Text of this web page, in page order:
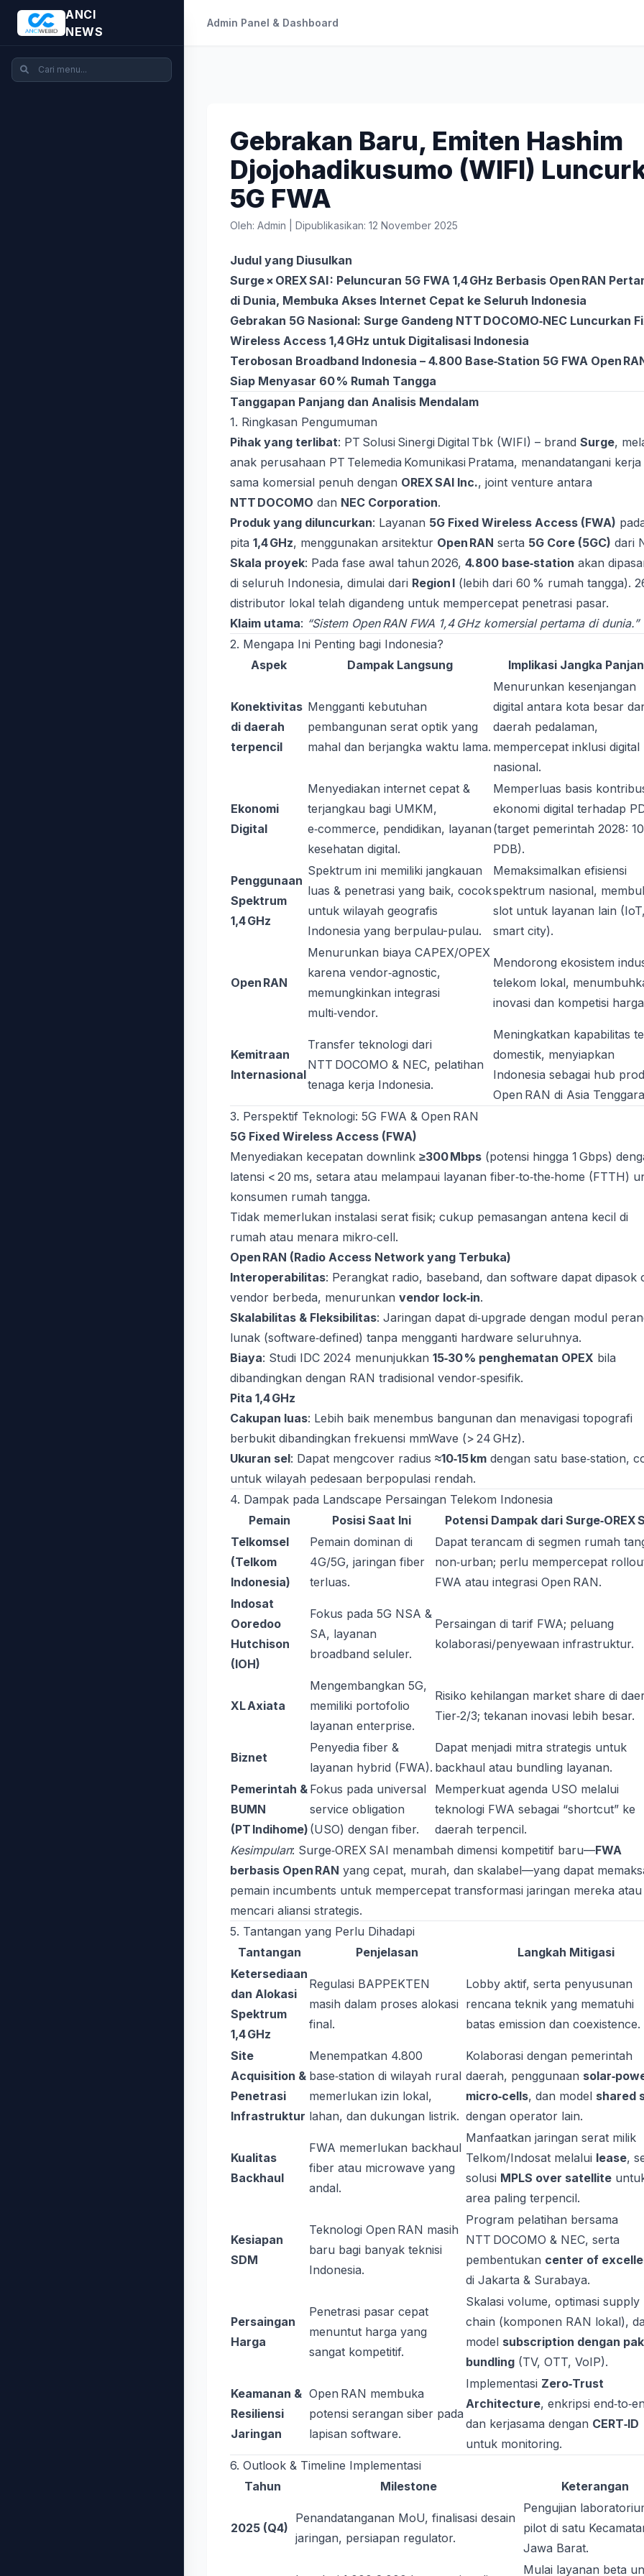
ANCI
NEWS
Admin Panel & Dashboard
Gebrakan Baru, Emiten Hashim
Djojohadikusumo (WIFI)
5G FWA
Oleh: Admin Dipublikasikan: 12 November 2025
Judul yang Diusulkan
Surge × OREX SAI : Peluncuran 5G FWA 1,4 GHz Berbasis Open RAN
di Dunia, Membuka Akses Internet Cepat ke Seluruh Indonesia
Gebrakan 5G Nasional: Surge Gandeng NTT DOCOMO‑NEC Luncurkan
Wireless Access 1,4 GHz untuk Digitalisasi Indonesia
Terobosan Broadband Indonesia – 4.800 Base‑Station 5G FWA Open
Siap Menyasar 60 % Rumah Tangga
Tanggapan Panjang dan Analisis Mendalam
1. Ringkasan Pengumuman
Pihak yang terlibat: PT Solusi Sinergi Digital Tbk (WIFI) – brand Surge,
anak perusahaan PT Telemedia Komunikasi Pratama, menandatangani kerja
sama komersial penuh dengan OREX SAI Inc., joint venture antara
NTT DOCOMO dan NEC Corporation.
Produk yang diluncurkan: Layanan 5G Fixed Wireless Access (FWA)
pita 1,4 GHz, menggunakan arsitektur Open RAN serta 5G Core (5GC) dari
Skala proyek: Pada fase awal tahun 2026, 4.800 base‑station akan
di seluruh Indonesia, dimulai dari Region I (lebih dari 60 % rumah tangga).
distributor lokal telah digandeng untuk mempercepat penetrasi pasar.
Klaim utama: “Sistem Open RAN FWA 1,4 GHz komersial pertama di dunia.”
2. Mengapa Ini Penting bagi Indonesia?
Aspek
Dampak Langsung Implikasi Jangka
Konektivitas
di daerah
terpencil
Mengganti kebutuhan
pembangunan serat optik yang
mahal dan berjangka waktu lama.
Menurunkan kesenjangan
digital antara kota besar
daerah pedalaman,
mempercepat inklusi digital
nasional.
Ekonomi
Digital
Menyediakan internet cepat &
terjangkau bagi UMKM,
e‑commerce, pendidikan, layanan
kesehatan digital.
Memperluas basis
ekonomi digital terhadap
(target pemerintah 2028:
PDB).
Penggunaan
Spektrum
1,4 GHz
Spektrum ini memiliki jangkauan
luas & penetrasi yang baik, cocok
untuk wilayah geografis
Indonesia yang berpulau-pulau.
Memaksimalkan efisiensi
spektrum nasional,
slot untuk layanan lain (IoT,
smart city).
Open RAN
Menurunkan biaya CAPEX/OPEX
karena vendor‑agnostic,
memungkinkan integrasi
multi‑vendor.
Mendorong ekosistem
telekom lokal,
inovasi dan kompetisi
Kemitraan
Internasional
Transfer teknologi dari
NTT DOCOMO & NEC, pelatihan
tenaga kerja Indonesia.
Meningkatkan kapabilitas
domestik, menyiapkan
Indonesia sebagai hub
Open RAN di Asia
3. Perspektif Teknologi: 5G FWA & Open RAN
5G Fixed Wireless Access (FWA)
Menyediakan kecepatan downlink ≥300 Mbps (potensi hingga 1 Gbps)
latensi < 20 ms, setara atau melampaui layanan fiber‑to‑the‑home (FTTH)
konsumen rumah tangga.
Tidak memerlukan instalasi serat fisik; cukup pemasangan antena kecil di
rumah atau menara mikro‑cell.
Open RAN (Radio Access Network yang Terbuka)
Interoperabilitas: Perangkat radio, baseband, dan software dapat dipasok
vendor berbeda, menurunkan vendor lock‑in.
Skalabilitas & Fleksibilitas: Jaringan dapat di‑upgrade dengan modul
lunak (software‑defined) tanpa mengganti hardware seluruhnya.
Biaya: Studi IDC 2024 menunjukkan 15‑30 % penghematan OPEX bila
dibandingkan dengan RAN tradisional vendor‑spesifik.
Pita 1,4 GHz
Cakupan luas: Lebih baik menembus bangunan dan menavigasi topografi
berbukit dibandingkan frekuensi mmWave (> 24 GHz).
Ukuran sel: Dapat mengcover radius ≈10‑15 km dengan satu base‑station,
untuk wilayah pedesaan berpopulasi rendah.
4. Dampak pada Landscape Persaingan Telekom Indonesia
Pemain
Posisi Saat Ini
Potensi Dampak dari Surge‑OREX
Telkomsel
(Telkom
Indonesia)
Pemain dominan di
4G/5G, jaringan fiber
terluas.
Dapat terancam di segmen rumah
non‑urban; perlu mempercepat
FWA atau integrasi Open RAN.
Indosat
Ooredoo
Hutchison
(IOH)
Fokus pada 5G NSA &
SA, layanan
broadband seluler.
Persaingan di tarif FWA; peluang
kolaborasi/penyewaan infrastruktur.
XL Axiata
Mengembangkan 5G,
memiliki portofolio
layanan enterprise.
Risiko kehilangan market share di
Tier‑2/3; tekanan inovasi lebih besar.
Biznet
Penyedia fiber &
layanan hybrid (FWA).
Dapat menjadi mitra strategis untuk
backhaul atau bundling layanan.
Pemerintah &
BUMN
(PT Indihome)
Fokus pada universal
service obligation
(USO) dengan fiber.
Memperkuat agenda USO melalui
teknologi FWA sebagai “shortcut” ke
daerah terpencil.
Kesimpulan: Surge‑OREX SAI menambah dimensi kompetitif baru—FWA
berbasis Open RAN yang cepat, murah, dan skalabel—yang dapat
pemain incumbents untuk mempercepat transformasi jaringan mereka atau
mencari aliansi strategis.
5. Tantangan yang Perlu Dihadapi
Tantangan
Penjelasan
Langkah Mitigasi
Ketersediaan
dan Alokasi
Spektrum
1,4 GHz
Regulasi BAPPEKTEN
masih dalam proses alokasi
final.
Lobby aktif, serta penyusunan
rencana teknik yang mematuhi
batas emission dan coexistence.
Site
Acquisition &
Penetrasi
Infrastruktur
Menempatkan 4.800
base‑station di wilayah rural
memerlukan izin lokal,
lahan, dan dukungan listrik.
Kolaborasi dengan pemerintah
daerah, penggunaan
micro‑cells, dan model shared
dengan operator lain.
Kualitas
Backhaul
FWA memerlukan backhaul
fiber atau microwave yang
andal.
Manfaatkan jaringan serat milik
Telkom/Indosat melalui lease,
solusi MPLS over satellite
area paling terpencil.
Kesiapan
SDM
Teknologi Open RAN masih
baru bagi banyak teknisi
Indonesia.
Program pelatihan bersama
NTT DOCOMO & NEC, serta
pembentukan center of
di Jakarta & Surabaya.
Persaingan
Harga
Penetrasi pasar cepat
menuntut harga yang
sangat kompetitif.
Skalasi volume, optimasi supply
chain (komponen RAN lokal),
model subscription dengan
bundling (TV, OTT, VoIP).
Keamanan &
Resiliensi
Jaringan
Open RAN membuka
potensi serangan siber pada
lapisan software.
Implementasi Zero‑Trust
Architecture, enkripsi
dan kerjasama dengan CERT‑ID
untuk monitoring.
6. Outlook & Timeline Implementasi
Tahun
Milestone Keterangan
2025 (Q4)
Penandatanganan MoU, finalisasi desain
jaringan, persiapan regulator.
Pengujian
pilot di satu
Jawa Barat.
Mulai layanan beta